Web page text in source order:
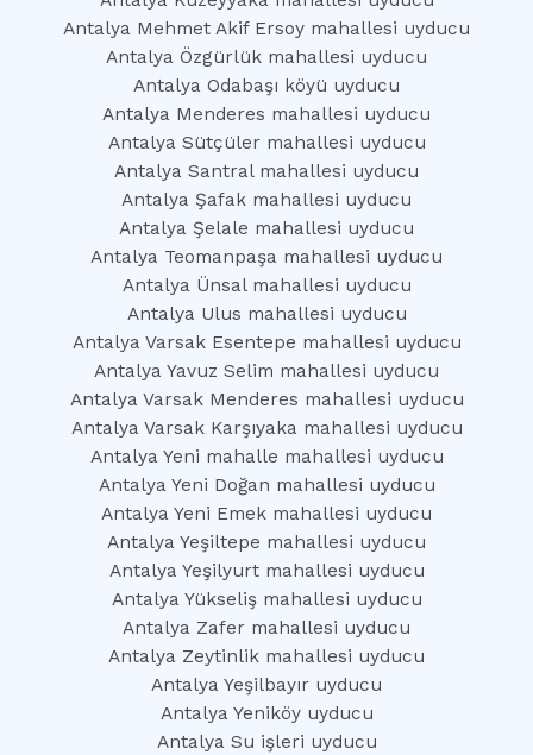
Antalya Mehmet Akif Ersoy mahallesi uyducu
Antalya Özgürlük mahallesi uyducu
Antalya Odabaşı köyü uyducu
Antalya Menderes mahallesi uyducu
Antalya Sütçüler mahallesi uyducu
Antalya Santral mahallesi uyducu
Antalya Şafak mahallesi uyducu
Antalya Şelale mahallesi uyducu
Antalya Teomanpaşa mahallesi uyducu
Antalya Ünsal mahallesi uyducu
Antalya Ulus mahallesi uyducu
Antalya Varsak Esentepe mahallesi uyducu
Antalya Yavuz Selim mahallesi uyducu
Antalya Varsak Menderes mahallesi uyducu
Antalya Varsak Karşıyaka mahallesi uyducu
Antalya Yeni mahalle mahallesi uyducu
Antalya Yeni Doğan mahallesi uyducu
Antalya Yeni Emek mahallesi uyducu
Antalya Yeşiltepe mahallesi uyducu
Antalya Yeşilyurt mahallesi uyducu
Antalya Yükseliş mahallesi uyducu
Antalya Zafer mahallesi uyducu
Antalya Zeytinlik mahallesi uyducu
Antalya Yeşilbayır uyducu
Antalya Yeniköy uyducu
Antalya Su işleri uyducu